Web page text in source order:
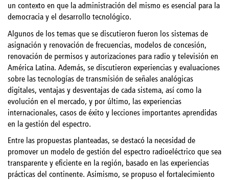
un contexto en que la administración del mismo es esencial para la
democracia y el desarrollo tecnológico.
Algunos de los temas que se discutieron fueron los sistemas de
asignación y renovación de frecuencias, modelos de concesión,
renovación de permisos y autorizaciones para radio y televisión en
América Latina. Además, se discutieron experiencias y evaluaciones
sobre las tecnologías de transmisión de señales analógicas
digitales, ventajas y desventajas de cada sistema, así como la
evolución en el mercado, y por último, las experiencias
internacionales, casos de éxito y lecciones importantes aprendidas
en la gestión del espectro.
Entre las propuestas planteadas, se destacó la necesidad de
promover un modelo de gestión del espectro radioeléctrico que sea
transparente y eficiente en la región, basado en las experiencias
prácticas del continente. Asimismo, se propuso el fortalecimiento